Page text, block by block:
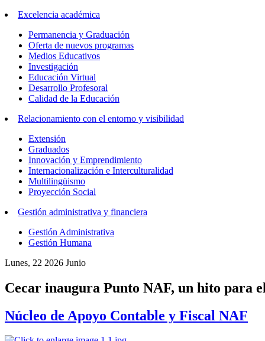
Excelencia académica
Permanencia y Graduación
Oferta de nuevos programas
Medios Educativos
Investigación
Educación Virtual
Desarrollo Profesoral
Calidad de la Educación
Relacionamiento con el entorno y visibilidad
Extensión
Graduados
Innovación y Emprendimiento
Internacionalización e Interculturalidad
Multilingüismo
Proyección Social
Gestión administrativa y financiera
Gestión Administrativa
Gestión Humana
Lunes, 22 2026 Junio
Cecar inaugura Punto NAF, un hito para
Núcleo de Apoyo Contable y Fiscal NAF